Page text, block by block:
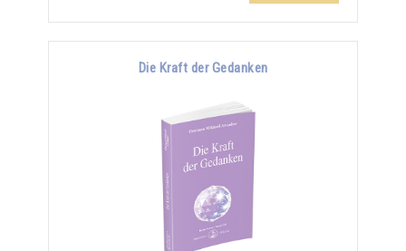
Die Kraft der Gedanken